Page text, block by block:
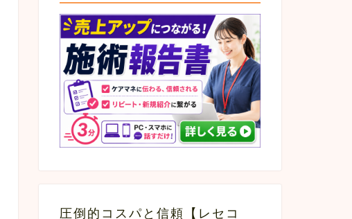
圧倒的コスパと信頼【レセコ